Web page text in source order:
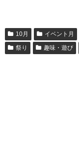
10月 イベント月
祭り
趣味・遊び